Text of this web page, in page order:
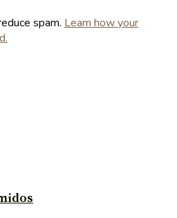
spam. Learn how your